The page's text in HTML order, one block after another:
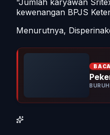
"Jumlah karyawan
kewenangan BPJS
Menurutnya,
BURUH